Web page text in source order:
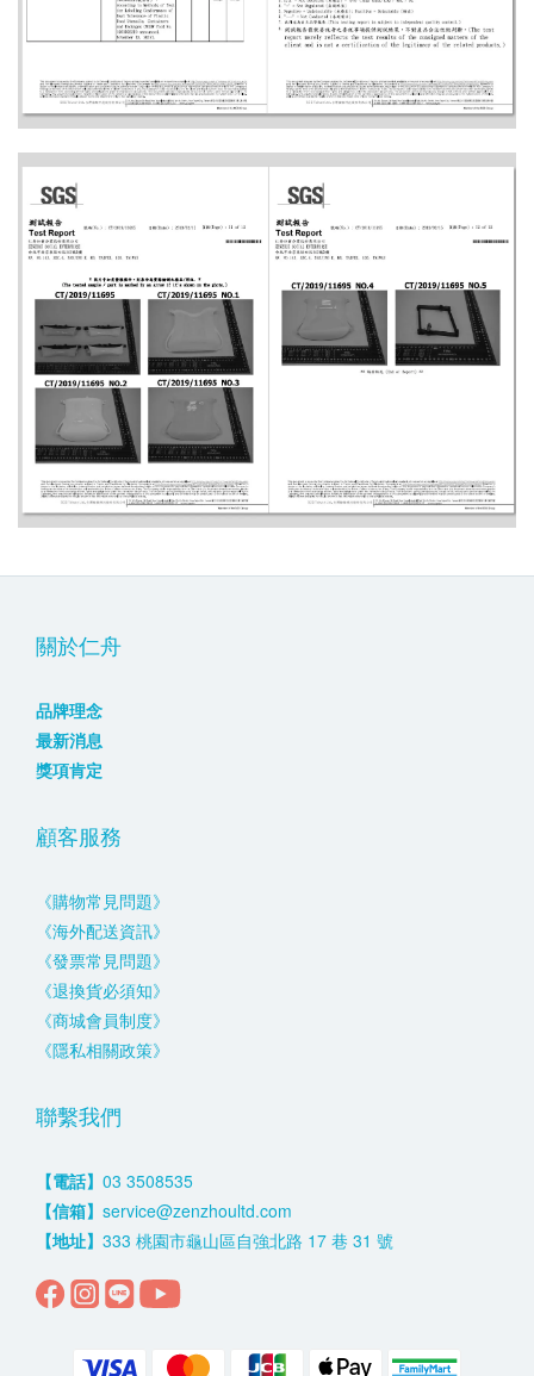
關於仁舟
品牌理念
最新消息
獎項肯定
顧客服務
《購物常見問題》
《海外配送資訊》
《發票常見問題》
《退換貨必須知》
《商城會員制度》
《隱私相關政策》
聯繫我們
【電話】 03 3508535
【信箱】 service@zenzhoultd.com
【地址】 333 桃園市龜山區自強北路 17 巷 31 號